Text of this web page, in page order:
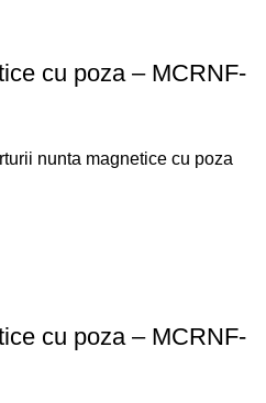
cu poza – MCRNF-
nunta magnetice cu poza
cu poza – MCRNF-